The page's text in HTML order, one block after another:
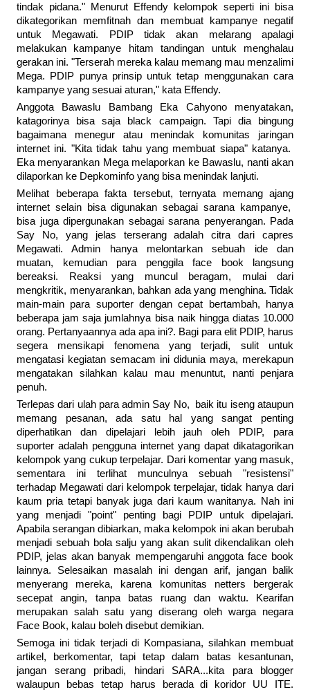
tindak pidana."
Menurut Effendy kelompok seperti ini bisa
dikategorikan memfitnah dan membuat kampanye negatif
untuk Megawati. PDIP tidak akan melarang apalagi
melakukan kampanye hitam tandingan untuk menghalau
gerakan ini. "Terserah mereka kalau memang mau menzalimi
Mega. PDIP punya prinsip untuk tetap menggunakan cara
kampanye yang sesuai aturan," kata Effendy.
Anggota Bawaslu Bambang Eka Cahyono menyatakan,
katagorinya bisa saja black campaign. Tapi dia bingung
bagaimana menegur atau menindak komunitas jaringan
internet ini. "Kita tidak tahu yang membuat siapa" katanya.
Eka menyarankan Mega melaporkan ke Bawaslu, nanti akan
dilaporkan ke Depkominfo yang bisa menindak lanjuti.
Melihat beberapa fakta tersebut, ternyata memang ajang
internet selain bisa digunakan sebagai sarana kampanye,
bisa juga dipergunakan sebagai sarana penyerangan. Pada
Say No, yang jelas terserang adalah citra dari capres
Megawati. Admin hanya melontarkan sebuah ide dan
muatan, kemudian para penggila face book langsung
bereaksi. Reaksi yang muncul beragam, mulai dari
mengkritik, menyarankan, bahkan ada yang menghina. Tidak
main-main para suporter dengan cepat bertambah, hanya
beberapa jam saja jumlahnya bisa naik hingga diatas 10.000
orang. Pertanyaannya ada apa ini?. Bagi para elit PDIP, harus
segera mensikapi fenomena yang terjadi, sulit untuk
mengatasi kegiatan semacam ini didunia maya, merekapun
mengatakan silahkan kalau mau menuntut, nanti penjara
penuh.
Terlepas dari ulah para admin Say No, baik itu iseng ataupun
memang pesanan, ada satu hal yang sangat penting
diperhatikan dan dipelajari lebih jauh oleh PDIP, para
suporter adalah pengguna internet yang dapat dikatagorikan
kelompok yang cukup terpelajar. Dari komentar yang masuk,
sementara ini terlihat munculnya sebuah "resistensi"
terhadap Megawati dari kelompok terpelajar, tidak hanya dari
kaum pria tetapi banyak juga dari kaum wanitanya. Nah ini
yang menjadi "point" penting bagi PDIP untuk dipelajari.
Apabila serangan dibiarkan, maka kelompok ini akan berubah
menjadi sebuah bola salju yang akan sulit dikendalikan oleh
PDIP, jelas akan banyak mempengaruhi anggota face book
lainnya. Selesaikan masalah ini dengan arif, jangan balik
menyerang mereka, karena komunitas netters bergerak
secepat angin, tanpa batas ruang dan waktu. Kearifan
merupakan salah satu yang diserang oleh warga negara
Face Book, kalau boleh disebut demikian.
Semoga ini tidak terjadi di Kompasiana, silahkan membuat
artikel, berkomentar, tapi tetap dalam batas kesantunan,
jangan serang pribadi, hindari SARA...kita para blogger
walaupun bebas tetap harus berada di koridor UU ITE.